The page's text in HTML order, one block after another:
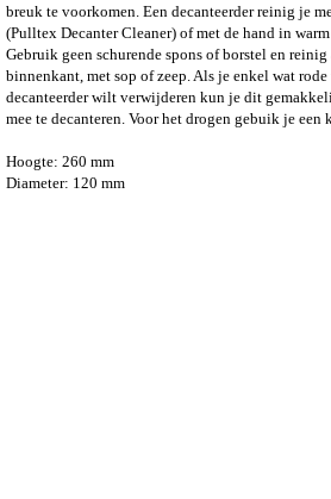
breuk te voorkomen. Een decanteerder reinig je
(Pulltex Decanter Cleaner) of met de hand in warm
Gebruik geen schurende spons of borstel en
binnenkant, met sop of zeep. Als je enkel wat
decanteerder wilt verwijderen kun je dit
mee te decanteren. Voor het drogen gebuik je een
Hoogte: 260 mm
Diameter: 120 mm